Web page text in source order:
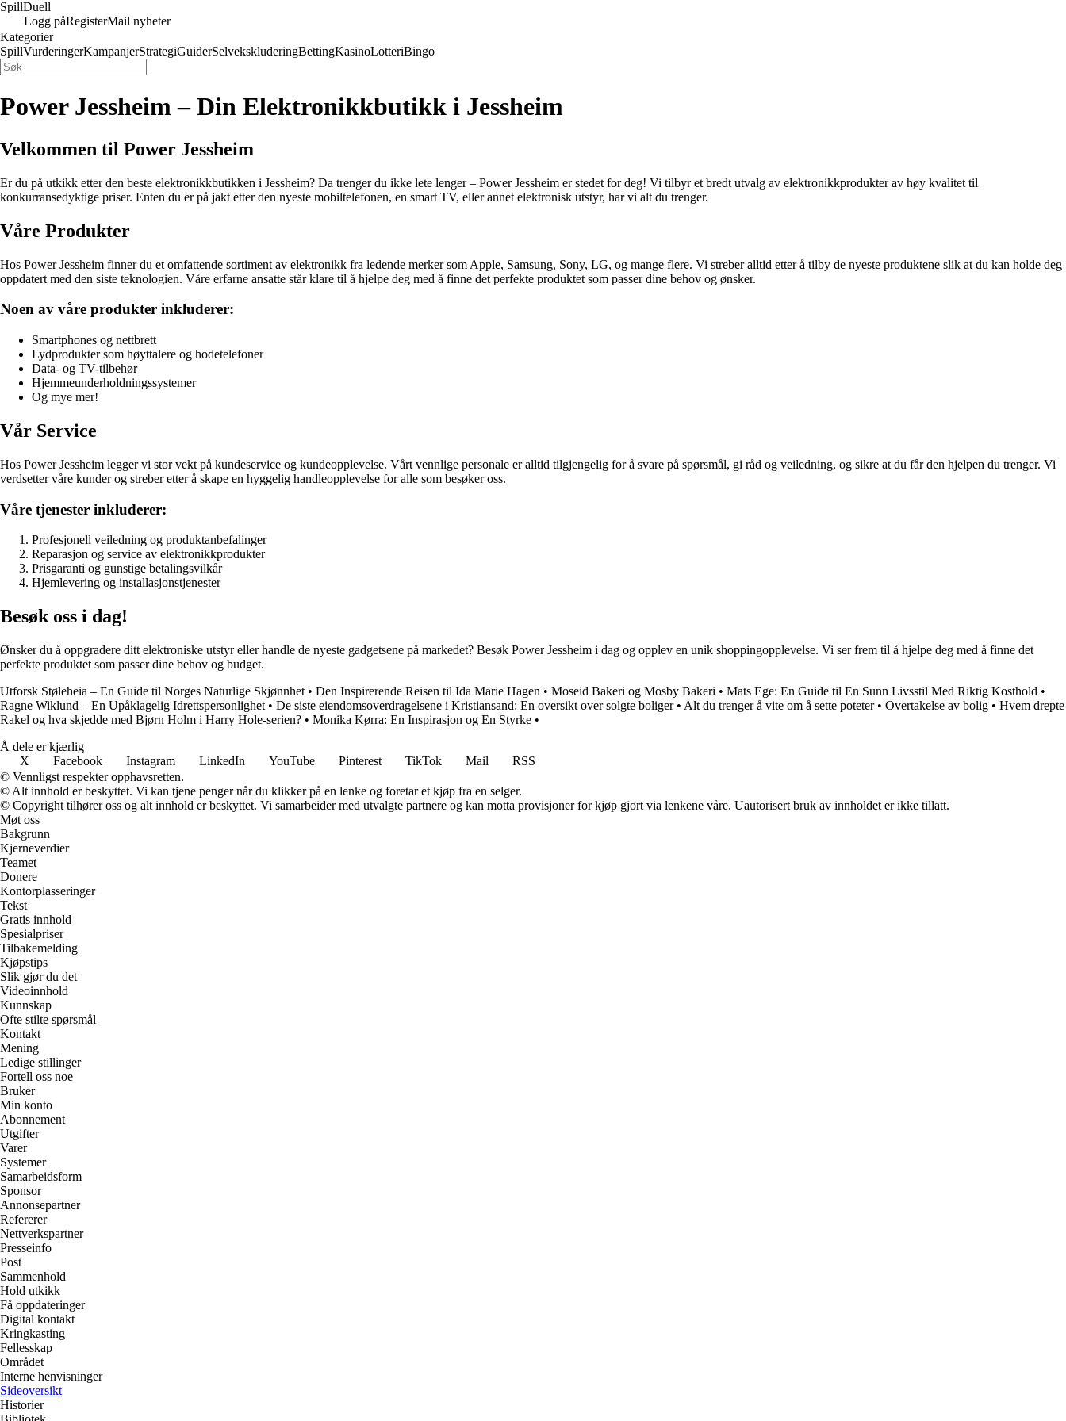
SpillDuell
Logg påRegisterMail nyheter
Kategorier
SpillVurderingerKampanjerStrategiGuiderSelvekskluderingBettingKasinoLotteriBingo
Power Jessheim – Din Elektronikkbutikk i Jessheim
Velkommen til Power Jessheim
Er du på utkikk etter den beste elektronikkbutikken i Jessheim? Da trenger du ikke lete lenger – Power Jessheim er stedet for deg! Vi tilbyr et bredt utvalg av elektronikkprodukter av høy kvalitet til
konkurransedyktige priser. Enten du er på jakt etter den nyeste mobiltelefonen, en smart TV, eller annet elektronisk utstyr, har vi alt du trenger.
Våre Produkter
Hos Power Jessheim finner du et omfattende sortiment av elektronikk fra ledende merker som Apple, Samsung, Sony, LG, og mange flere. Vi streber alltid etter å tilby de nyeste produktene slik at du kan holde deg
oppdatert med den siste teknologien. Våre erfarne ansatte står klare til å hjelpe deg med å finne det perfekte produktet som passer dine behov og ønsker.
Noen av våre produkter inkluderer:
Smartphones og nettbrett
Lydprodukter som høyttalere og hodetelefoner
Data- og TV-tilbehør
Hjemmeunderholdningssystemer
Og mye mer!
Vår Service
Hos Power Jessheim legger vi stor vekt på kundeservice og kundeopplevelse. Vårt vennlige personale er alltid tilgjengelig for å svare på spørsmål, gi råd og veiledning, og sikre at du får den hjelpen du trenger. Vi
verdsetter våre kunder og streber etter å skape en hyggelig handleopplevelse for alle som besøker oss.
Våre tjenester inkluderer:
Profesjonell veiledning og produktanbefalinger
Reparasjon og service av elektronikkprodukter
Prisgaranti og gunstige betalingsvilkår
Hjemlevering og installasjonstjenester
Besøk oss i dag!
Ønsker du å oppgradere ditt elektroniske utstyr eller handle de nyeste gadgetsene på markedet? Besøk Power Jessheim i dag og opplev en unik shoppingopplevelse. Vi ser frem til å hjelpe deg med å finne det
perfekte produktet som passer dine behov og budget.
Utforsk Støleheia – En Guide til Norges Naturlige Skjønnhet • Den Inspirerende Reisen til Ida Marie Hagen • Moseid Bakeri og Mosby Bakeri • Mats Ege: En Guide til En Sunn Livsstil Med Riktig Kosthold •
Ragne Wiklund – En Upåklagelig Idrettspersonlighet • De siste eiendomsoverdragelsene i Kristiansand: En oversikt over solgte boliger• Alt du trenger å vite om å sette poteter• Overtakelse av bolig • Hvem drepte
Rakel og hva skjedde med Bjørn Holm i Harry Hole-serien? • Monika Kørra: En Inspirasjon og En Styrke •
Å dele er kjærlig
X
Facebook Instagram LinkedIn YouTube Pinterest TikTok Mail
RSS
© Vennligst respekter opphavsretten.
© Alt innhold er beskyttet. Vi kan tjene penger når du klikker på en lenke og foretar et kjøp fra en selger.
© Copyright tilhører oss og alt innhold er beskyttet. Vi samarbeider med utvalgte partnere og kan motta provisjoner for kjøp gjort via lenkene våre. Uautorisert bruk av innholdet er ikke tillatt.
Møt oss
Bakgrunn
Kjerneverdier
Teamet
Donere
Kontorplasseringer
Tekst
Gratis innhold
Spesialpriser
Tilbakemelding
Kjøpstips
Slik gjør du det
Videoinnhold
Kunnskap
Ofte stilte spørsmål
Kontakt
Mening
Ledige stillinger
Fortell oss noe
Bruker
Min konto
Abonnement
Utgifter
Varer
Systemer
Samarbeidsform
Sponsor
Annonsepartner
Refererer
Nettverkspartner
Presseinfo
Post
Sammenhold
Hold utkikk
Få oppdateringer
Digital kontakt
Kringkasting
Fellesskap
Området
Interne henvisninger
Sideoversikt
Historier